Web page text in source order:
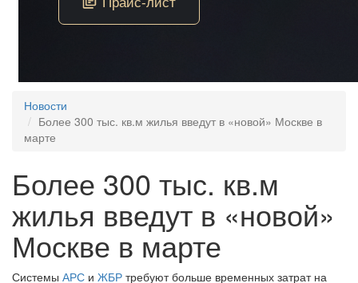
Новости
Более 300 тыс. кв.м жилья введут в «новой» Москве в
марте
Более 300 тыс. кв.м
жилья введут в «новой»
Москве в марте
Системы АРС и ЖБР требуют больше временных затрат на